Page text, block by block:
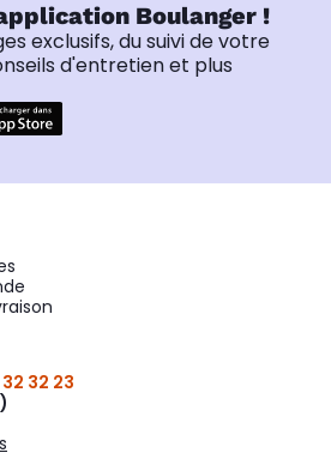
Boulanger !
exclusifs, du suivi de votre
d'entretien et plus
32 23